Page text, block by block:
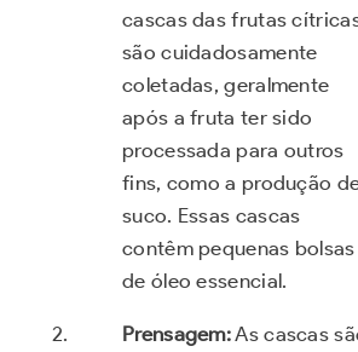
cascas das frutas
são cuidadosamente
coletadas, geralmente
após a fruta ter sido
processada para outros
fins, como a produção
suco. Essas cascas
contêm pequenas bolsas
de óleo essencial.
Prensagem:As cascas